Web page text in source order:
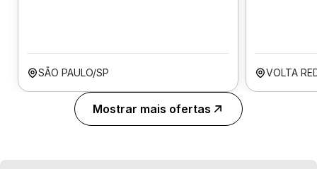
SÃO PAULO/SP VOLTA
Mostrar mais ofertas